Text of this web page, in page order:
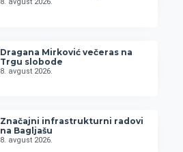
8. avgust 2026.
Dragana Mirković večeras na
Trgu slobode
8. avgust 2026.
Značajni infrastrukturni radovi
na Bagljašu
8. avgust 2026.